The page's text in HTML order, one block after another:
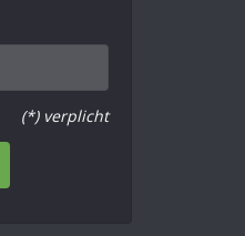
(*) verplicht